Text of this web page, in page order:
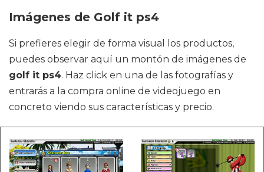
Imágenes de Golf it ps4
Si prefieres elegir de forma visual los productos,
puedes observar aquí un montón de imágenes de
golf it ps4. Haz click en una de las fotografías y
entrarás a la compra online de videojuego en
concreto viendo sus características y precio.